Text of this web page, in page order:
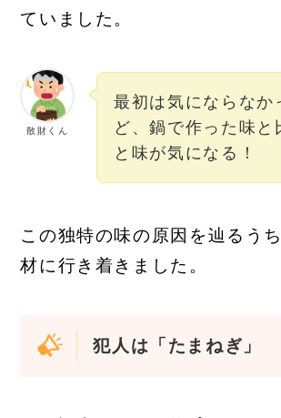
ていました。
散財くん
最初は気にならなか
ど、鍋で作った味と
と味が気になる！
この独特の味の原因を辿るう
材に行き着きました。
犯人は「たまねぎ」